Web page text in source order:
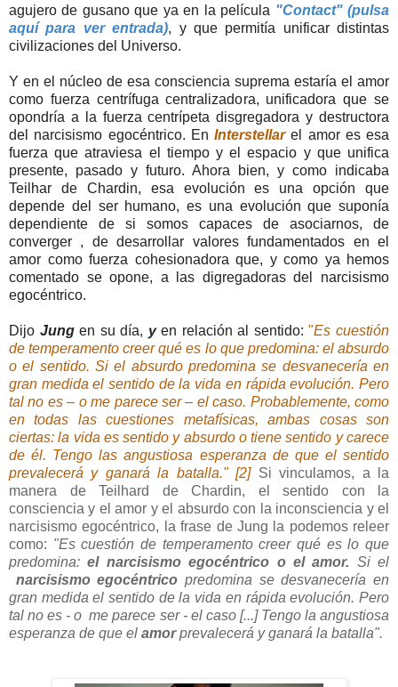
agujero de gusano que ya en la película "Contact" (pulsa
aquí para ver entrada), y que permitía unificar distintas
civilizaciones del Universo.
Y en el núcleo de esa consciencia suprema estaría el amor
como fuerza centrífuga centralizadora, unificadora que se
opondría a la fuerza centrípeta disgregadora y destructora
del narcisismo egocéntrico. En Interstellarel amor es esa
fuerza que atraviesa el tiempo y el espacio y que unifica
presente, pasado y futuro. Ahora bien, y como indicaba
Teilhar de Chardin, esa evolución es una opción que
depende del ser humano, es una evolución que suponía
dependiente de si somos capaces de asociarnos, de
converger , de desarrollar valores fundamentados en el
amor como fuerza cohesionadora que, y como ya hemos
comentado se opone, a las digregadoras del narcisismo
egocéntrico.
Dijo Jungen su día, yen relación al sentido:"Es cuestión
de temperamento creer qué es lo que predomina: el absurdo
o el sentido. Si el absurdo predomina se desvanecería en
gran medida el sentido de la vida en rápida evolución. Pero
tal no es – o me parece ser – el caso. Probablemente, como
en todas las cuestiones metafísicas, ambas cosas son
ciertas: la vida es sentido y absurdo o tiene sentido y carece
de él. Tengo las angustiosa esperanza de que el sentido
prevalecerá y ganará la batalla." [2] Si vinculamos, a la
manera de Teilhard de Chardin, el sentido con la
consciencia y el amor y el absurdo con la inconsciencia y el
narcisismo egocéntrico, la frase de Jung la podemos releer
como: "Es cuestión de temperamento creer qué es lo que
predomina:el narcisismo egocéntrico o el amor. Si el
narcisismo egocéntrico predomina se desvanecería en
gran medida el sentido de la vida en rápida evolución. Pero
tal no es - o me parece ser - el caso [...] Tengo la angustiosa
esperanza de que el amorprevalecerá y ganará la batalla".